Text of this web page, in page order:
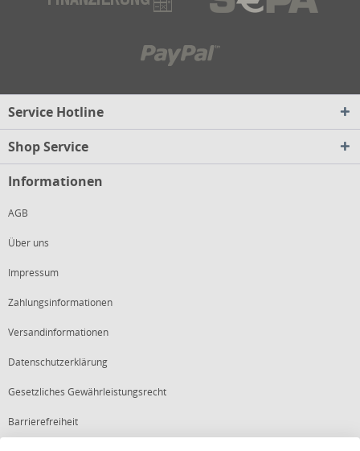
Service Hotline
Shop Service
Informationen
AGB
Über uns
Impressum
Zahlungsinformationen
Versandinformationen
Datenschutzerklärung
Gesetzliches Gewährleistungsrecht
Barrierefreiheit